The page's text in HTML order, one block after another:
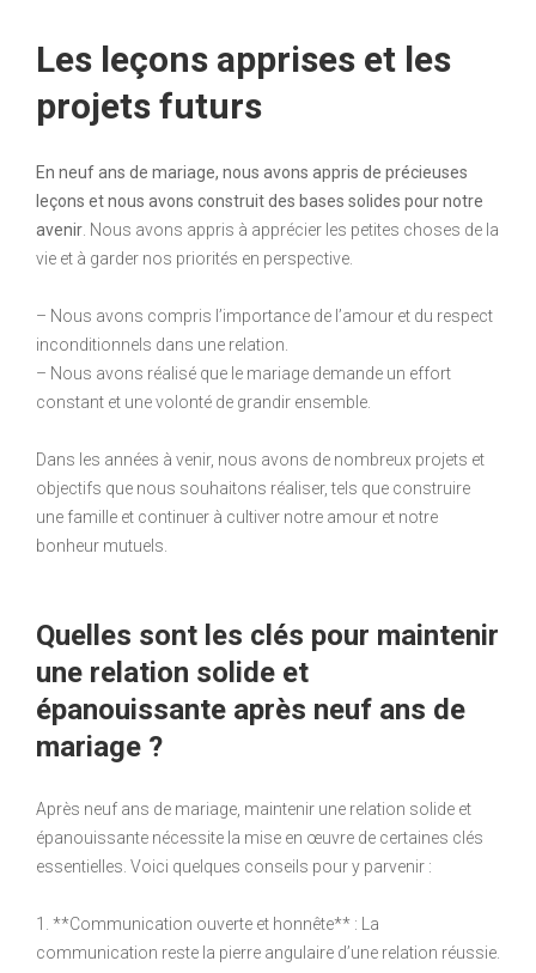
Les leçons apprises et les
projets futurs
En neuf ans de mariage, nous avons appris de précieuses
leçons et nous avons construit des bases solides pour notre
avenir . Nous avons appris à apprécier les petites choses de la
vie et à garder nos priorités en perspective.
– Nous avons compris l’importance de l’amour et du respect
inconditionnels dans une relation.
– Nous avons réalisé que le mariage demande un effort
constant et une volonté de grandir ensemble.
Dans les années à venir, nous avons de nombreux projets et
objectifs que nous souhaitons réaliser, tels que construire
une famille et continuer à cultiver notre amour et notre
bonheur mutuels.
Quelles sont les clés pour maintenir
une relation solide et
épanouissante après neuf ans de
mariage ?
Après neuf ans de mariage, maintenir une relation solide et
épanouissante nécessite la mise en œuvre de certaines clés
essentielles. Voici quelques conseils pour y parvenir :
1. **Communication ouverte et honnête** : La
communication reste la pierre angulaire d’une relation réussie.